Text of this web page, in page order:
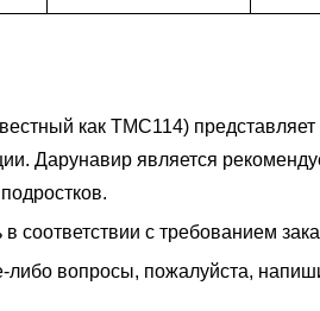
как TMC114)
Дарунавир является
соответствии с требованием
либо вопросы, пожалуйста,